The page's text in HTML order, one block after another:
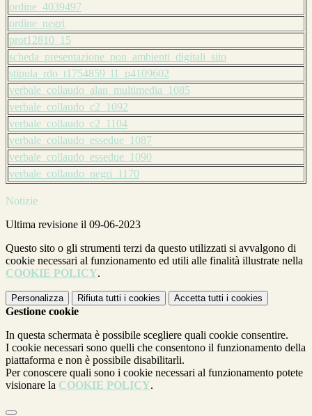
ordine_4039497
ordine_negri
prot12810_15
scheda_presentazione_pon_ambienti_digitali_sito
stipula_rdo_t1754859_l1_p4109602
verbale_collaudo_alan_multimedia_1085
verbale_collaudo_c2_1092
verbale_collaudo_c2_1104
verbale_collaudo_essedue_1087
verbale_collaudo_essedue_1090
verbale_collaudo_negri_1170
Notizie
Ultima revisione il 09-06-2023
Questo sito o gli strumenti terzi da questo utilizzati si avvalgono di
cookie necessari al funzionamento ed utili alle finalità illustrate nella
COOKIE POLICY.
Personalizza Rifiuta tutti i cookies Accetta tutti i cookies
Gestione cookie
In questa schermata è possibile scegliere quali cookie consentire.
I cookie necessari sono quelli che consentono il funzionamento della
piattaforma e non è possibile disabilitarli.
Per conoscere quali sono i cookie necessari al funzionamento potete
visionare la COOKIE POLICY.